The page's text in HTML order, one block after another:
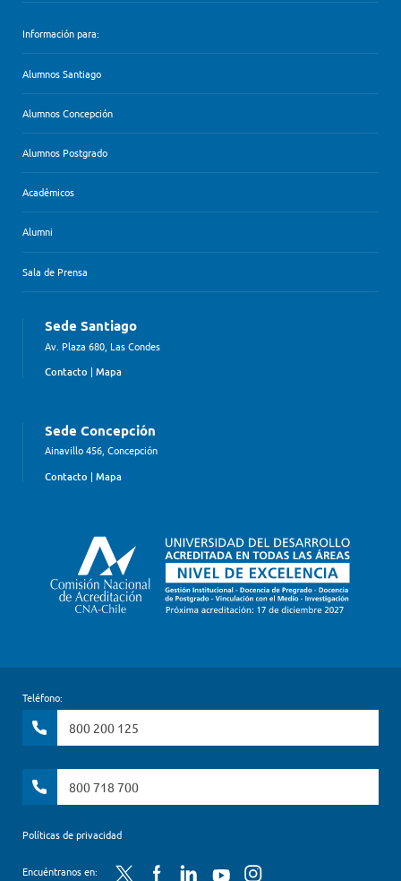
Información para:
Alumnos Santiago
Alumnos Concepción
Alumnos Postgrado
Académicos
Alumni
Sala de Prensa
Sede Santiago
Av. Plaza 680, Las Condes
Contacto | Mapa
Sede Concepción
Ainavillo 456, Concepción
Contacto | Mapa
Teléfono:
800 200 125
800 718 700
Políticas de privacidad
Encuéntranos en: Twitter FacebookLinkedInYouTubeInstagram